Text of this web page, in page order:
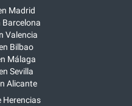
Madrid
Barcelona
Valencia
Bilbao
Málaga
Sevilla
Alicante
Herencias